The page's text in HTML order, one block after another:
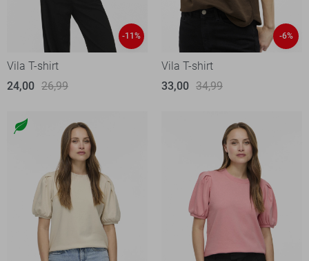
-11%
Vila T-shirt
24,00 26,99
-6%
Vila T-shirt
33,00 34,99